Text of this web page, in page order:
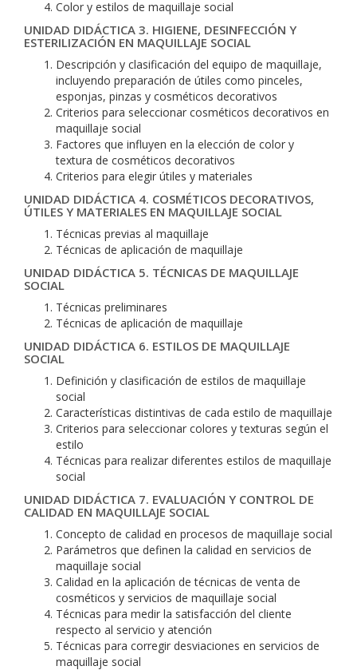
Color y estilos de maquillaje social
UNIDAD DIDÁCTICA 3. HIGIENE, DESINFECCIÓN Y
ESTERILIZACIÓN EN MAQUILLAJE SOCIAL
Descripción y clasificación del equipo de maquillaje,
incluyendo preparación de útiles como pinceles,
esponjas, pinzas y cosméticos decorativos
Criterios para seleccionar cosméticos decorativos en
maquillaje social
Factores que influyen en la elección de color y
textura de cosméticos decorativos
Criterios para elegir útiles y materiales
UNIDAD DIDÁCTICA 4. COSMÉTICOS DECORATIVOS,
ÚTILES Y MATERIALES EN MAQUILLAJE SOCIAL
Técnicas previas al maquillaje
Técnicas de aplicación de maquillaje
UNIDAD DIDÁCTICA 5. TÉCNICAS DE MAQUILLAJE
SOCIAL
Técnicas preliminares
Técnicas de aplicación de maquillaje
UNIDAD DIDÁCTICA 6. ESTILOS DE MAQUILLAJE
SOCIAL
Definición y clasificación de estilos de maquillaje
social
Características distintivas de cada estilo de maquillaje
Criterios para seleccionar colores y texturas según el
estilo
Técnicas para realizar diferentes estilos de maquillaje
social
UNIDAD DIDÁCTICA 7. EVALUACIÓN Y CONTROL DE
CALIDAD EN MAQUILLAJE SOCIAL
Concepto de calidad en procesos de maquillaje social
Parámetros que definen la calidad en servicios de
maquillaje social
Calidad en la aplicación de técnicas de venta de
cosméticos y servicios de maquillaje social
Técnicas para medir la satisfacción del cliente
respecto al servicio y atención
Técnicas para corregir desviaciones en servicios de
maquillaje social